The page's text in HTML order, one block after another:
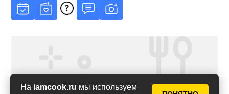
На iamcook.ru мы используем